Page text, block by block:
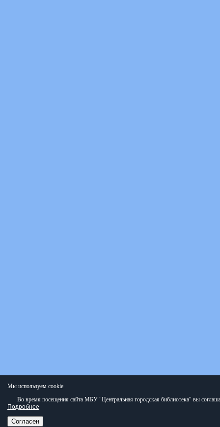
Мы используем cookie
Во время посещения сайта МБУ "Центральная городская библиотека" вы
Подробнее
Согласен